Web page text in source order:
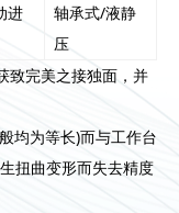
进
轴承式/液静
压
致完美之接独面，并
均为等长)而与工作台
扭曲变形而失去精度